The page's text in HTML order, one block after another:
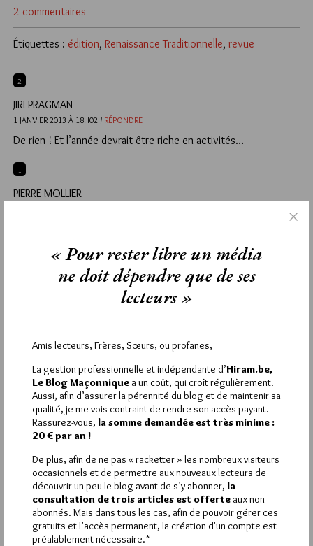
2 commentaires
Étiquettes : édition, Renaissance Traditionnelle, revue
2
JIRI PRAGMAN
1 JANVIER 2013 À 18H02 / RÉPONDRE
De rien ! Et l’année devrait être riche en activités…
1
PIERRE MOLLIER
l’homme qui est derrière!) qui nous accompagne tout au long
de l’année. (…) P.M.
La rédaction de commentaires est
réservée aux abonnés.
Si vous souhaitez rédiger des
commentaires, vous devez :
VOUS INSCRIRE
Déjà inscrit(e) ?Connectez-vous
« Pour rester libre un média
ne doit dépendre que de ses
lecteurs »
Amis lecteurs, Frères, Sœurs, ou profanes,
La gestion professionnelle et indépendante d’Hiram.be,
Le Blog Maçonnique a un coût, qui croît régulièrement.
Aussi, afin d’assurer la pérennité du blog et de maintenir sa
qualité, je me vois contraint de rendre son accès payant.
Rassurez-vous, la somme demandée est très minime :
20 € par an !
De plus, afin de ne pas « racketter » les nombreux visiteurs
occasionnels et de permettre aux nouveaux lecteurs de
découvrir un peu le blog avant de s’y abonner, la
consultation de trois articles est offerte aux non
abonnés. Mais dans tous les cas, afin de pouvoir gérer ces
gratuits et l’accès permanent, la création d'un compte est
préalablement nécessaire.*